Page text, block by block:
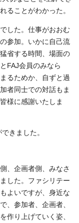
ることがわかった。
した。仕事がおおむ
参加。いかに自己流
省する時間、場面の
FAJ会員のみなら
るためか、自ずと過
者同士での対話もま
様に感謝いたしま
きました。
、企画者側、みなさ
した。ファシリテー
よいですが、身近な
、参加者、企画者、
作り上げていく姿、